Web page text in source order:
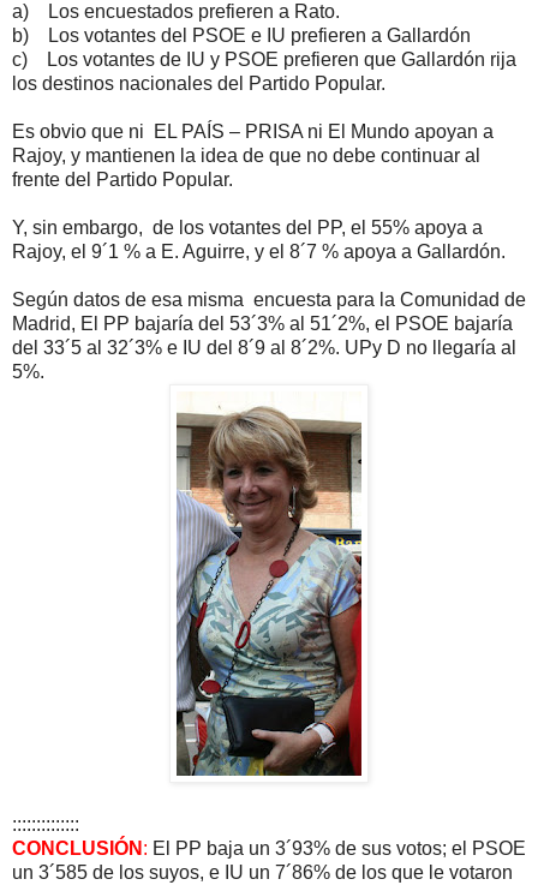
a) Los encuestados prefieren a Rato.
b) Los votantes del PSOE e IU prefieren a Gallardón
c) Los votantes de IU y PSOE prefieren que Gallardón rija
los destinos nacionales del Partido Popular.
Es obvio que ni EL PAÍS – PRISA ni El Mundo apoyan a
Rajoy, y mantienen la idea de que no debe continuar al
frente del Partido Popular.
Y, sin embargo, de los votantes del PP, el 55% apoya a
Rajoy, el 9´1 % a E. Aguirre, y el 8´7 % apoya a Gallardón.
Según datos de esa misma encuesta para la Comunidad de
Madrid, El PP bajaría del 53´3% al 51´2%, el PSOE bajaría
del 33´5 al 32´3% e IU del 8´9 al 8´2%. UPy D no llegaría al
5%.
::::::::::::::
CONCLUSIÓN : El PP baja un 3´93% de sus votos; el PSOE
un 3´585 de los suyos, e IU un 7´86% de los que le votaron